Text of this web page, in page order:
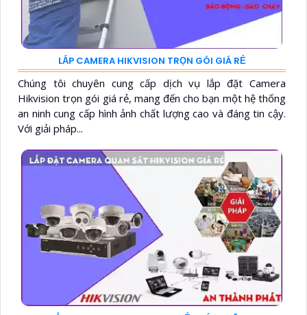
LẮP CAMERA HIKVISION TRỌN GÓI GIÁ RẺ
Chúng tôi chuyên cung cấp dịch vụ lắp đặt Camera
Hikvision trọn gói giá rẻ, mang đến cho bạn một hệ thống
an ninh cung cấp hình ảnh chất lượng cao và đáng tin cậy.
Với giải pháp...